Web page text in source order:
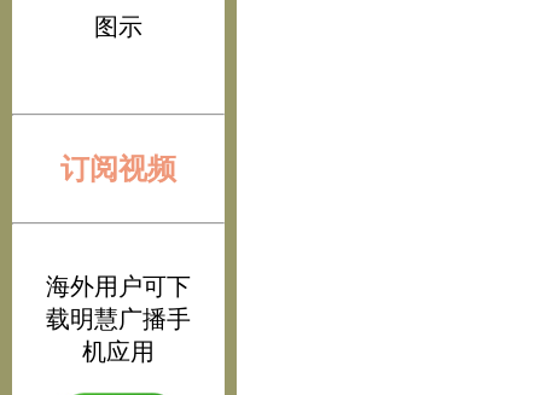
图示
订阅视频
海外用户可下
载明慧广播手
机应用